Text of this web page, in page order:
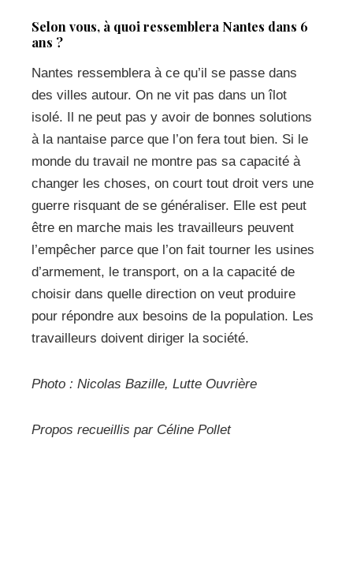
Selon vous, à quoi ressemblera Nantes dans 6
ans ?
Nantes ressemblera à ce qu’il se passe dans
des villes autour. On ne vit pas dans un îlot
isolé. Il ne peut pas y avoir de bonnes solutions
à la nantaise parce que l’on fera tout bien. Si le
monde du travail ne montre pas sa capacité à
changer les choses, on court tout droit vers une
guerre risquant de se généraliser. Elle est peut
être en marche mais les travailleurs peuvent
l’empêcher parce que l’on fait tourner les usines
d’armement, le transport, on a la capacité de
choisir dans quelle direction on veut produire
pour répondre aux besoins de la population. Les
travailleurs doivent diriger la société.
Photo : Nicolas Bazille, Lutte Ouvrière
Propos recueillis par Céline Pollet